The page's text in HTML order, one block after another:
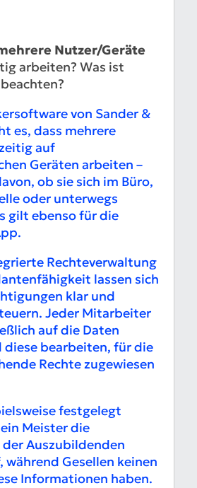
Nutzer/Geräte
arbeiten? Was ist
von Sander &
es, dass mehrere
auf
Geräten arbeiten –
ob sie sich im Büro,
oder unterwegs
gilt ebenso für die
Rechteverwaltung
lassen sich
klar und
Jeder Mitarbeiter
auf die Daten
diese bearbeiten, für die
Rechte zugewiesen
festgelegt
Meister die
Auszubildenden
während Gesellen keinen
Informationen haben.